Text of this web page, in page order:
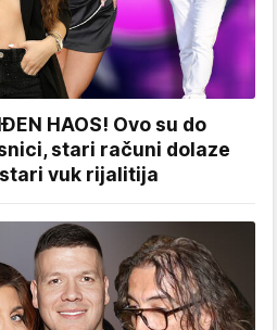
HAOS! Ovo su do
stari računi dolaze
vuk rijalitija